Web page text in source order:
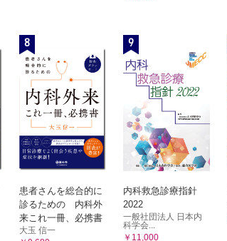
8
患者さんを総合的に
診るための 内科外
来これ一冊、必携書
大玉 信一
9
内科救急診療指針
2022
一般社団法人 日本内
科学会...
￥11,000